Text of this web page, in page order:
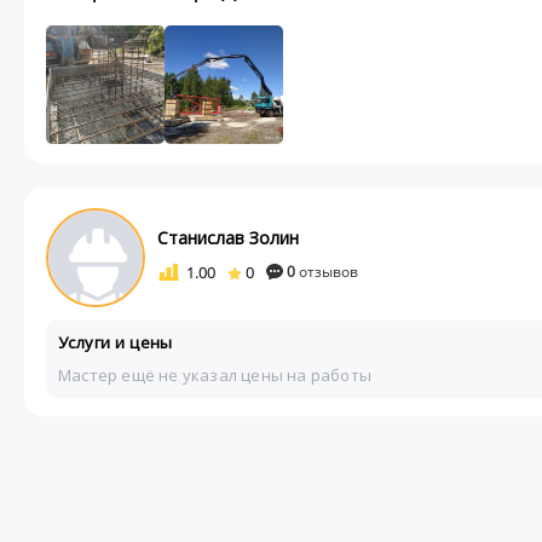
Станислав Золин
1.00 0 0отзывов
Услуги и цены
Мастер ещё не указал цены на работы